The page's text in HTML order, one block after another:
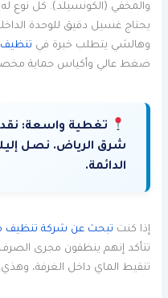
والمخفي (الكونسيلد). كل نوع
يحتاج غسيل دقيق للوحدة
وهالشي يتطلب خبرة في تنظيف
ضغط عالي وأكياس حماية
تغطية واسعة:
شرق الرياض. نصل
الدائمة.
إذا كنت تبحث عن شركة تنظيف
تتأكد إنهم ينظفون مجرى
تنقيط الماي داخل الغرفة،